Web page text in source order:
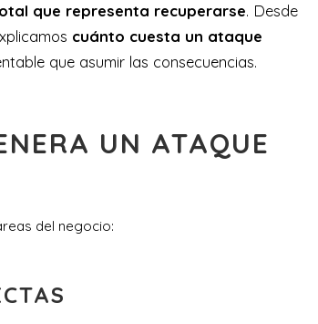
que representa recuperarse. Desde
cuánto cuesta un ataque
que asumir las consecuencias.
UN ATAQUE
del negocio: